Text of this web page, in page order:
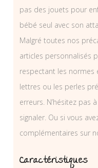
pas des jouets pour
bébé seul avec son
Malgré toutes nos
articles personnalisés
respectant les normes
lettres ou les perles
erreurs. N’hésitez pas
signaler. Ou si vous
complémentaires sur
Caractéristiques